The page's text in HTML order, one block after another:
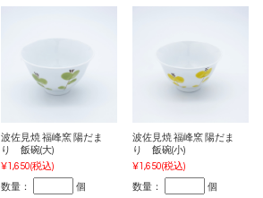
波佐見焼 福峰窯 陽だま
り 飯碗(大)
¥1,650(税込)
数量： 個
波佐見焼 福峰窯 陽だま
り 飯碗(小)
¥1,650(税込)
数量： 個